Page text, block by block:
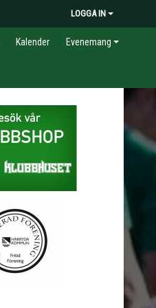
LOGGA IN
Kalender Evenemang